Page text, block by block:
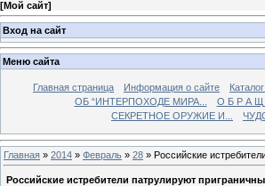
[Мой сайт]
Вход на сайт
Меню сайта
Главная страница Информация о сайте
ОБ “ИНТЕРПОХОДЕ МИРА...
О Б Р А Щ
СЕКРЕТНОЕ ОРУЖИЕ И...
Главная » 2014 » Февраль » 28 » Российские
Российские истребители патрулируют